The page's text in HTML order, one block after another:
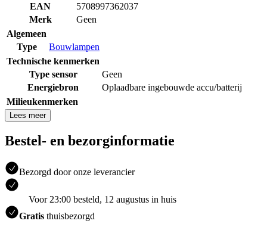
EAN
5708997362037
Merk
Geen
Algemeen
Type
Bouwlampen
Technische kenmerken
Type sensor
Geen
Energiebron
Oplaadbare ingebouwde accu/batterij
Milieukenmerken
Lees meer
Bestel- en bezorginformatie
Bezorgd door onze leverancier
Voor 23:00 besteld, 12 augustus in huis
Gratis thuisbezorgd